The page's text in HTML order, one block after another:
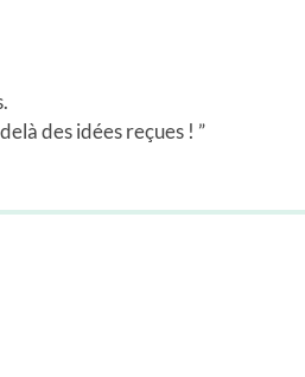
des idées reçues ! ”